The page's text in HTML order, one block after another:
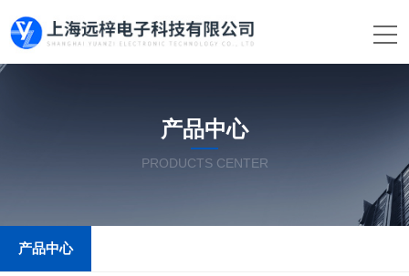
产品中心
PRODUCTS CENTER
产品中心